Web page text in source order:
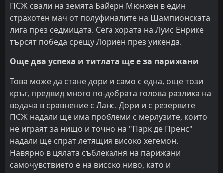
ПСЖ свали на земята Байерн Мюнхен в един
страхотен мач от полуфиналите на Шампионската
лига през седмицата. Сега хората на Луис Енрике
търсят победа срещу Лориен през уикенда.
Още два успеха и титлата ще е за парижани
Това може да стане дори и само с една, още този
кръг, предвид много по-добрата голова разлика на
водача в сравнение с Ланс. Дори и с резервите
ПСЖ надали ще има проблеми с мерлузите, които
не играят за нищо и точно на "Парк де Пренс"
надали ще спрат летящия високо хегемон.
Навярно в цялата съблекалня на парижани
самочувствието е на високо ниво, като и